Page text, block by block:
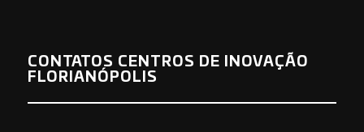
CONTATOS CENTROS DE INOVAÇÃO
FLORIANÓPOLIS